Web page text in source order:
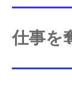
仕事を